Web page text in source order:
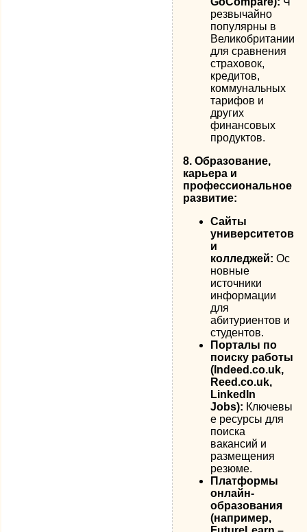
резвычайно
популярны в
Великобритании
для сравнения
страховок,
кредитов,
коммунальных
тарифов и
других
финансовых
продуктов.
8. Образование,
карьера и
профессиональное
развитие:
Сайты
университетов
и
колледжей: Ос
новные
источники
информации
для
абитуриентов и
студентов.
Порталы по
поиску работы
(Indeed.co.uk,
Reed.co.uk,
LinkedIn
Jobs): Ключевы
е ресурсы для
поиска
вакансий и
размещения
резюме.
Платформы
онлайн-
образования
(например,